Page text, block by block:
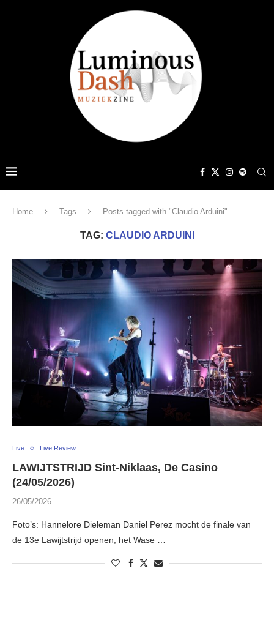
Home Tags Posts tagged with "Claudio Arduini"
TAG: CLAUDIO ARDUINI
Live Live Review
LAWIJTSTRIJD Sint-Niklaas, De Casino
(24/05/2026)
26/05/2026
Foto’s: Hannelore Dieleman Daniel Perez mocht de finale van
de 13e Lawijtstrijd openen, het Wase …